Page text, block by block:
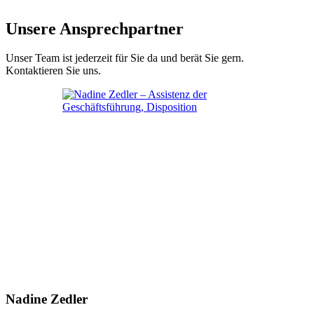
Unsere Ansprechpartner
Unser Team ist jederzeit für Sie da und berät Sie gern.
Kontaktieren Sie uns.
Nadine Zedler